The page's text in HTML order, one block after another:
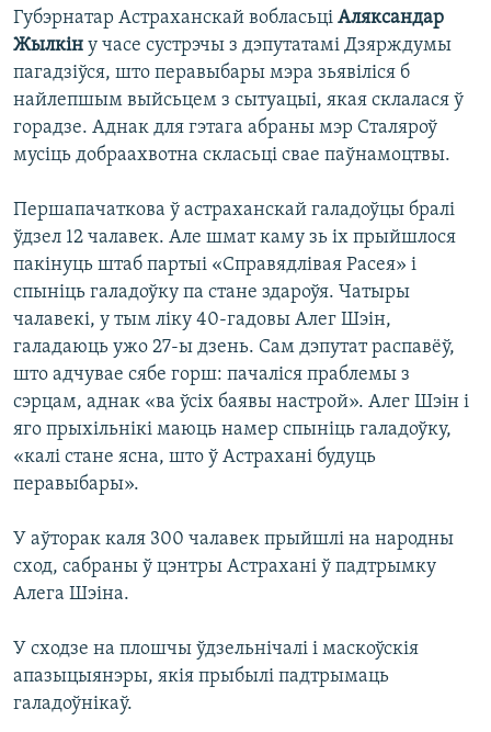
Губэрнатар Астраханскай вобласьці Аляксандар
Жылкін у часе сустрэчы з дэпутатамі Дзярждумы
пагадзіўся, што перавыбары мэра зьявіліся б
найлепшым выйсьцем з сытуацыі, якая склалася ў
горадзе. Аднак для гэтага абраны мэр Сталяроў
мусіць добраахвотна скласьці свае паўнамоцтвы.
Першапачаткова ў астраханскай галадоўцы бралі
ўдзел 12 чалавек. Але шмат каму зь іх прыйшлося
пакінуць штаб партыі «Справядлівая Расея» і
спыніць галадоўку па стане здароўя. Чатыры
чалавекі, у тым ліку 40-гадовы Алег Шэін,
галадаюць ужо 27-ы дзень. Сам дэпутат распавёў,
што адчувае сябе горш: пачаліся праблемы з
сэрцам, аднак «ва ўсіх баявы настрой». Алег Шэін і
яго прыхільнікі маюць намер спыніць галадоўку,
«калі стане ясна, што ў Астрахані будуць
перавыбары».
У аўторак каля 300 чалавек прыйшлі на народны
сход, сабраны ў цэнтры Астрахані ў падтрымку
Алега Шэіна.
У сходзе на плошчы ўдзельнічалі і маскоўскія
апазыцыянэры, якія прыбылі падтрымаць
галадоўнікаў.